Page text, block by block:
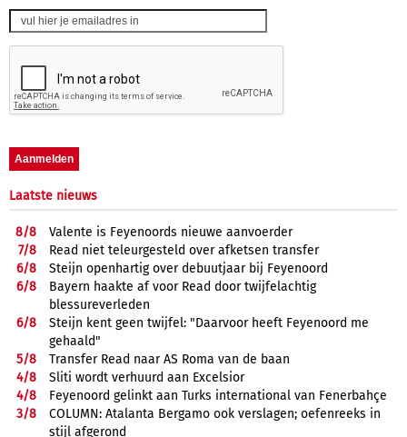
Laatste nieuws
8/8
Valente is Feyenoords nieuwe aanvoerder
7/8
Read niet teleurgesteld over afketsen transfer
6/8
Steijn openhartig over debuutjaar bij Feyenoord
6/8
Bayern haakte af voor Read door twijfelachtig
blessureverleden
6/8
Steijn kent geen twijfel: "Daarvoor heeft Feyenoord me
gehaald"
5/8
Transfer Read naar AS Roma van de baan
4/8
Sliti wordt verhuurd aan Excelsior
4/8
Feyenoord gelinkt aan Turks international van Fenerbahçe
3/8
COLUMN: Atalanta Bergamo ook verslagen; oefenreeks in
stijl afgerond